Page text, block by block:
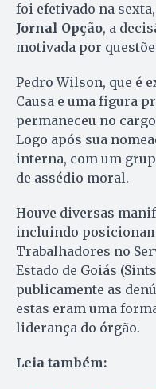
foi efetivado na sexta,
Jornal Opção, a
motivada por
Pedro Wilson, que é
Causa e uma figura
permaneceu no
Logo após sua
interna, com um
de assédio moral.
Houve diversas
incluindo
Trabalhadores no
Estado de Goiás
publicamente as
estas eram uma
liderança do órgão.
Leia também: